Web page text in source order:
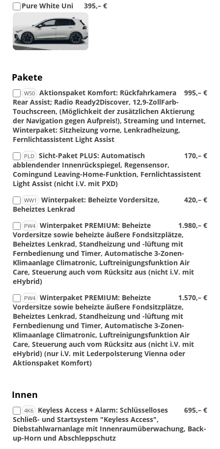
Pakete
W50 995,– €
Aktionspaket Komfort: Rückfahrkamera
Rear Assist; Radio Ready2Discover, 12,9-ZollFarb-
Touchscreen, (Möglichkeit der zusätzlichen Aktierung
der Navigation gegen Aufpreis!), Streaming und Internet,
Winterpaket: Sitzheizung vorne, Lenkradheizung,
Fernlichtassistent Light Assist
PLD 170,– €
Sicht-Paket PLUS: Automatisch
abblendender Innenrückspiegel, Regensensor,
Comingund Leaving-Home-Funktion, Fernlichtassistent
Light Assist (nicht i.V. mit PXD)
WW1 420,– €
Winterpaket: Beheizte Vordersitze,
Beheiztes Lenkrad
PW4 1.980,– €
Winterpaket PREMIUM: Beheizte
Vordersitze sowie beheizte äußere Fondsitzplätze,
Beheiztes Lenkrad, Standheizung und -lüftung mit
Fernbedienung und Timer, Automatische 3-Zonen-
Klimaanlage Climatronic, Luftreinigungsfunktion Air
Care, Steuerung auch vom Rücksitz aus (nicht i.V. mit
eHybrid)
PW4 1.570,– €
Winterpaket PREMIUM: Beheizte
Vordersitze sowie beheizte äußere Fondsitzplätze,
Beheiztes Lenkrad, Standheizung und -lüftung mit
Fernbedienung und Timer, Automatische 3-Zonen-
Klimaanlage Climatronic, Luftreinigungsfunktion Air
Care, Steuerung auch vom Rücksitz aus (nicht i.V. mit
eHybrid) (nur i.V. mit Lederpolsterung Vienna oder
Aktionspaket Komfort)
Innen
4K6 695,– €
Keyless Access + Alarm: Schlüsselloses
Schließ- und Startsystem "Keyless Access",
Diebstahlwarnanlage mit Innenraumüberwachung, Back-
up-Horn und Abschleppschutz
395,– €
Pure White Uni